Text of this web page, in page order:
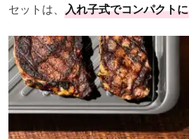
セットは、 入れ子式でコンパクト